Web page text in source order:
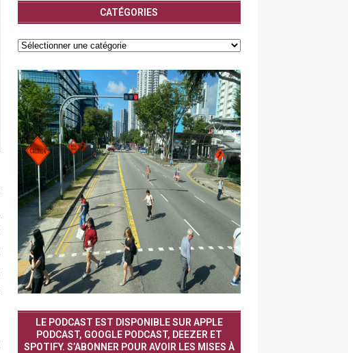
CATÉGORIES
LE PODCAST EST DISPONIBLE SUR APPLE
PODCAST, GOOGLE PODCAST, DEEZER ET
SPOTIFY. S’ABONNER POUR AVOIR LES MISES À